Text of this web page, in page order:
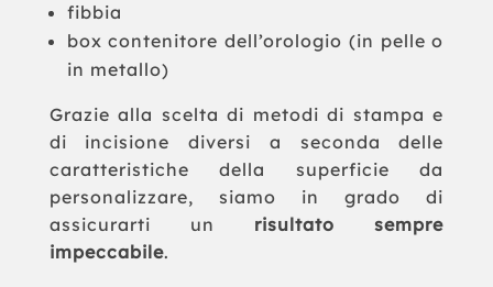
fibbia
box contenitore dell’orologio (in pelle o
in metallo)
Grazie alla scelta di metodi di stampa e
di incisione diversi a seconda delle
caratteristiche della superficie da
personalizzare, siamo in grado di
assicurarti un risultato sempre
impeccabile.